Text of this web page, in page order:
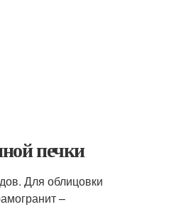
печки
Для облицовки
–